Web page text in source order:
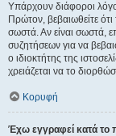
Υπάρχουν διάφοροι
Πρώτον, βεβαιωθείτε
σωστά. Αν είναι σωστά,
συζητήσεων για να
ο ιδιοκτήτης της
χρειάζεται να το
Κορυφή
Έχω εγγραφεί κατά